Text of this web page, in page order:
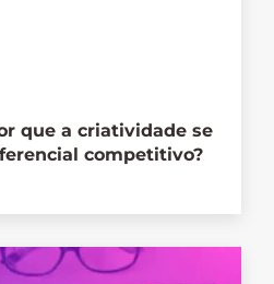
que a criatividade se
competitivo?